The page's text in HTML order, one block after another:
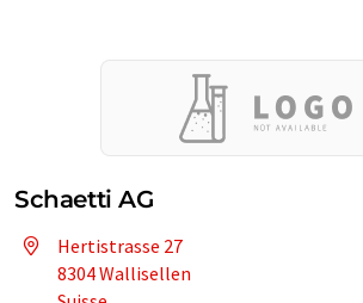
Schaetti AG
Hertistrasse 27
8304 Wallisellen